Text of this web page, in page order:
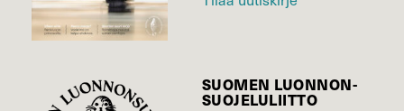
SUOMEN LUONNON­
SUOJELU­LIITTO